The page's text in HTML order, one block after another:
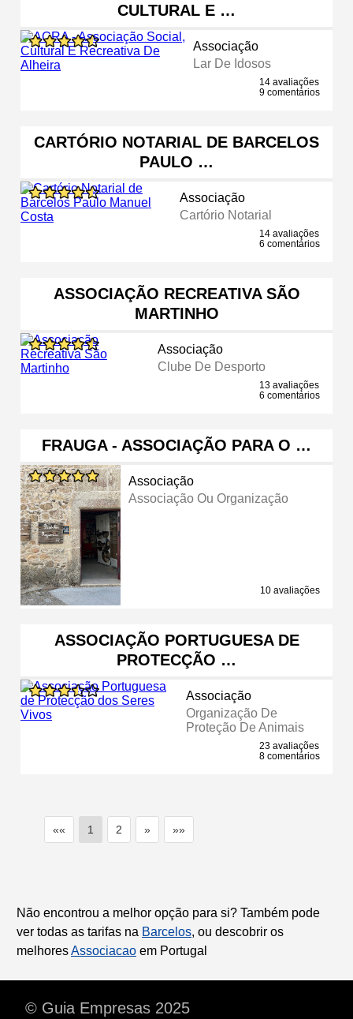
CULTURAL E …
Associação
Lar De Idosos
14 avaliações
9 comentários
CARTÓRIO NOTARIAL DE BARCELOS
PAULO …
Associação
Cartório Notarial
14 avaliações
6 comentários
ASSOCIAÇÃO RECREATIVA SÃO
MARTINHO
Associação
Clube De Desporto
13 avaliações
6 comentários
FRAUGA - ASSOCIAÇÃO PARA O …
Associação
Associação Ou Organização
10 avaliações
ASSOCIAÇÃO PORTUGUESA DE
PROTECÇÃO …
Associação
Organização De
Proteção De Animais
23 avaliações
8 comentários
«« 1 2 » »»
Não encontrou a melhor opção para si? Também pode
ver todas as tarifas na Barcelos, ou descobrir os
melhoresAssociacao em Portugal
© Guia Empresas 2025